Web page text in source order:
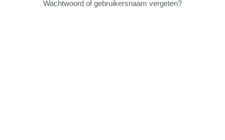
Wachtwoord of gebruikersnaam vergeten?